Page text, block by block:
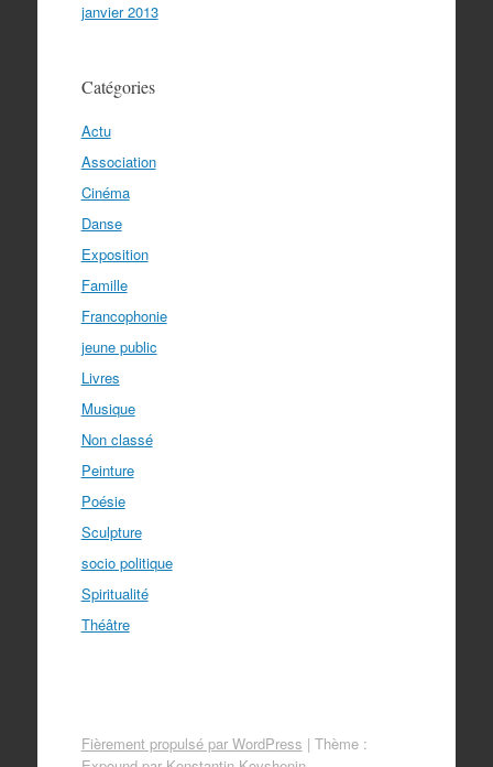
janvier 2013
Catégories
Actu
Association
Cinéma
Danse
Exposition
Famille
Francophonie
jeune public
Livres
Musique
Non classé
Peinture
Poésie
Sculpture
socio politique
Spiritualité
Théâtre
Fièrement propulsé par WordPress | Thème :